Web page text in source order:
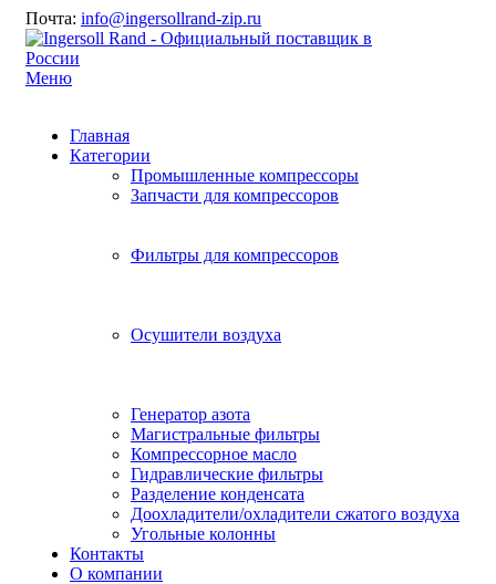
Почта: info@ingersollrand-zip.ru
Меню
Главная
Категории
Промышленные компрессоры
Запчасти для компрессоров
Фильтры для компрессоров
Осушители воздуха
Генератор азота
Магистральные фильтры
Компрессорное масло
Гидравлические фильтры
Разделение конденсата
Доохладители/охладители сжатого воздуха
Угольные колонны
Контакты
О компании